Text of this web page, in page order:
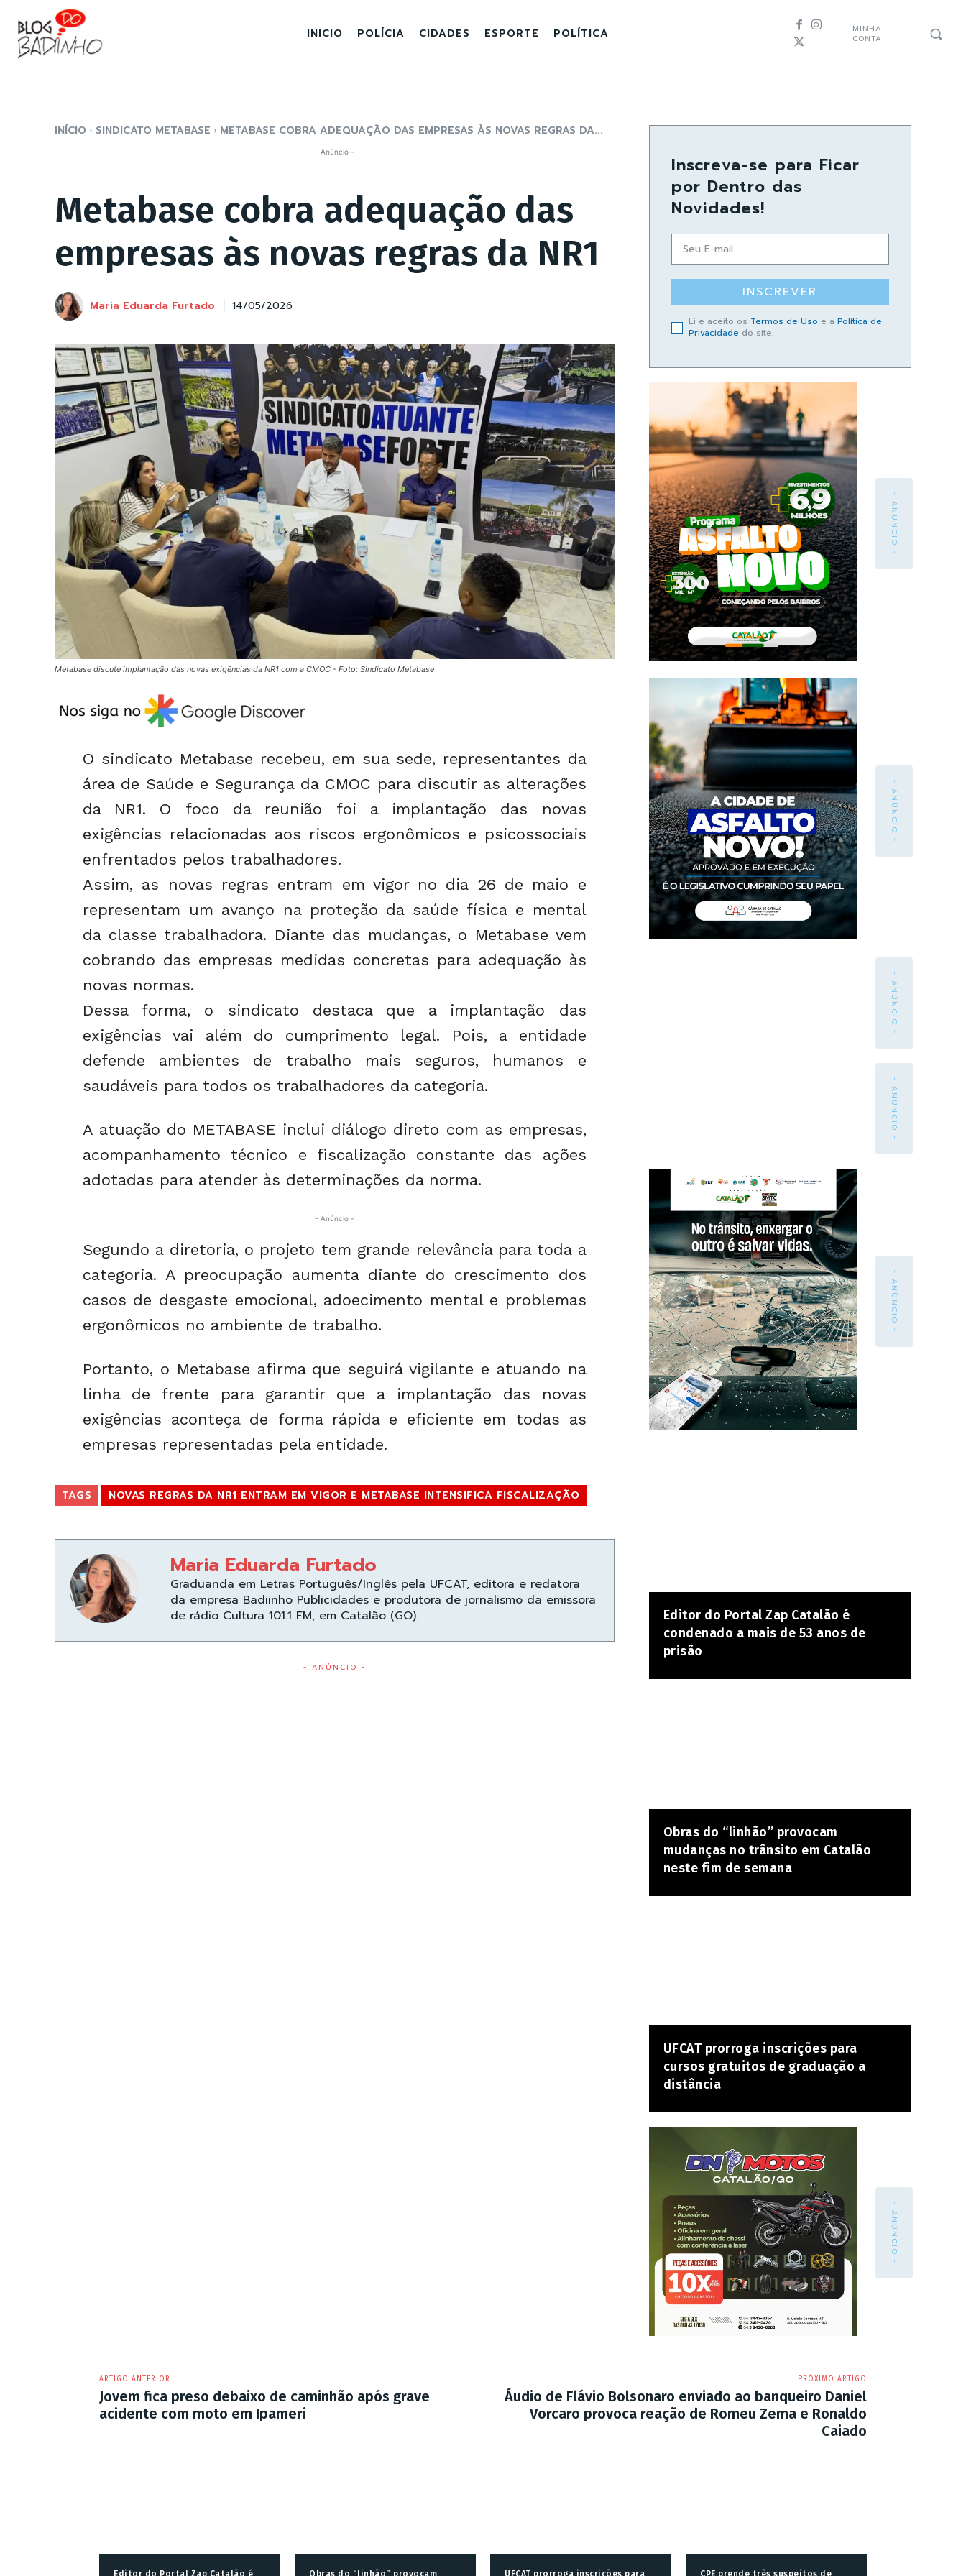
INICIO POLÍCIA CIDADES ESPORTE POLÍTICA
MINHA
CONTA
INÍCIO SINDICATO METABASE METABASE COBRA ADEQUAÇÃO DAS EMPRESAS ÀS NOVAS REGRAS DA...
- Anúncio -
Metabase cobra adequação das
empresas às novas regras da NR1
Maria Eduarda Furtado 14/05/2026
Metabase discute implantação das novas exigências da NR1 com a CMOC - Foto: Sindicato Metabase
O sindicato Metabase recebeu, em sua sede, representantes da
área de Saúde e Segurança da CMOC para discutir as alterações
da NR1. O foco da reunião foi a implantação das novas
exigências relacionadas aos riscos ergonômicos e psicossociais
enfrentados pelos trabalhadores.
Assim, as novas regras entram em vigor no dia 26 de maio e
representam um avanço na proteção da saúde física e mental
da classe trabalhadora. Diante das mudanças, o Metabase vem
cobrando das empresas medidas concretas para adequação às
novas normas.
Dessa forma, o sindicato destaca que a implantação das
exigências vai além do cumprimento legal. Pois, a entidade
defende ambientes de trabalho mais seguros, humanos e
saudáveis para todos os trabalhadores da categoria.
A atuação do METABASE inclui diálogo direto com as empresas,
acompanhamento técnico e fiscalização constante das ações
adotadas para atender às determinações da norma.
- Anúncio -
Segundo a diretoria, o projeto tem grande relevância para toda a
categoria. A preocupação aumenta diante do crescimento dos
casos de desgaste emocional, adoecimento mental e problemas
ergonômicos no ambiente de trabalho.
Portanto, o Metabase afirma que seguirá vigilante e atuando na
linha de frente para garantir que a implantação das novas
exigências aconteça de forma rápida e eficiente em todas as
empresas representadas pela entidade.
TAGS NOVAS REGRAS DA NR1 ENTRAM EM VIGOR E METABASE INTENSIFICA FISCALIZAÇÃO
Maria Eduarda Furtado
Graduanda em Letras Português/Inglês pela UFCAT, editora e redatora
da empresa Badiinho Publicidades e produtora de jornalismo da emissora
de rádio Cultura 101.1 FM, em Catalão (GO).
- ANÚNCIO -
Inscreva-se para Ficar
por Dentro das
Novidades!
INSCREVER
Li e aceito os Termos de Uso e a Política de
Privacidade do site.
- ANÚNCIO -
- ANÚNCIO -
- ANÚNCIO -
- ANÚNCIO -
- ANÚNCIO -
Editor do Portal Zap Catalão é
condenado a mais de 53 anos de
prisão
Obras do “linhão” provocam
mudanças no trânsito em Catalão
neste fim de semana
UFCAT prorroga inscrições para
cursos gratuitos de graduação a
distância
- ANÚNCIO -
ARTIGO ANTERIOR
Jovem fica preso debaixo de caminhão após grave
acidente com moto em Ipameri
PRÓXIMO ARTIGO
Áudio de Flávio Bolsonaro enviado ao banqueiro Daniel
Vorcaro provoca reação de Romeu Zema e Ronaldo
Caiado
Editor do Portal Zap Catalão é Obras do “linhão” provocam UFCAT prorroga inscrições para CPE prende três suspeitos de